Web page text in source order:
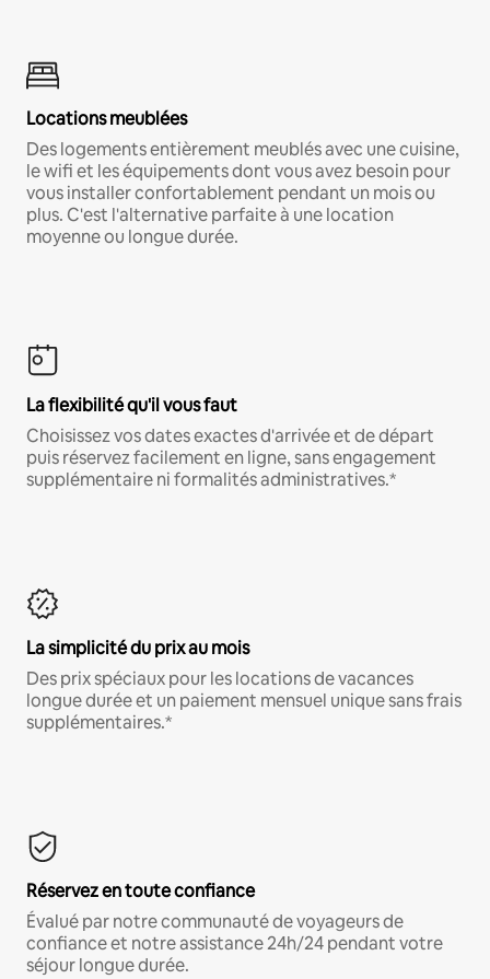
Locations meublées
Des logements entièrement meublés avec une cuisine,
le wifi et les équipements dont vous avez besoin pour
vous installer confortablement pendant un mois ou
plus. C'est l'alternative parfaite à une location
moyenne ou longue durée.
La flexibilité qu'il vous faut
Choisissez vos dates exactes d'arrivée et de départ
puis réservez facilement en ligne, sans engagement
supplémentaire ni formalités administratives.*
La simplicité du prix au mois
Des prix spéciaux pour les locations de vacances
longue durée et un paiement mensuel unique sans frais
supplémentaires.*
Réservez en toute confiance
Évalué par notre communauté de voyageurs de
confiance et notre assistance 24h/24 pendant votre
séjour longue durée.